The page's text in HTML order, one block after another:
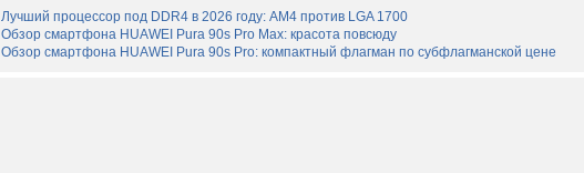
Лучший процессор под DDR4 в 2026 году: AM4 против LGA 1700
Обзор смартфона HUAWEI Pura 90s Pro Max: красота повсюду
Обзор смартфона HUAWEI Pura 90s Pro: компактный флагман по субфлагманской цене